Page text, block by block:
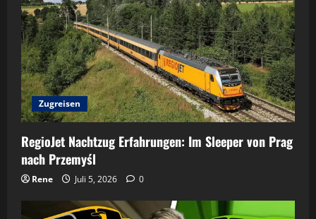
Zugreisen
RegioJet Nachtzug Erfahrungen: Im Sleeper von Prag
nach Przemyśl
Rene Juli 5, 2026 0